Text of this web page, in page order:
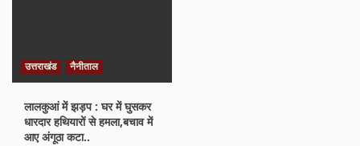
उत्तराखंड नैनीताल
लालकुआं में झड़प : घर में घुसकर
धारदार हथियारों से हमला,बचाव में
आए अंगूठा कटा..